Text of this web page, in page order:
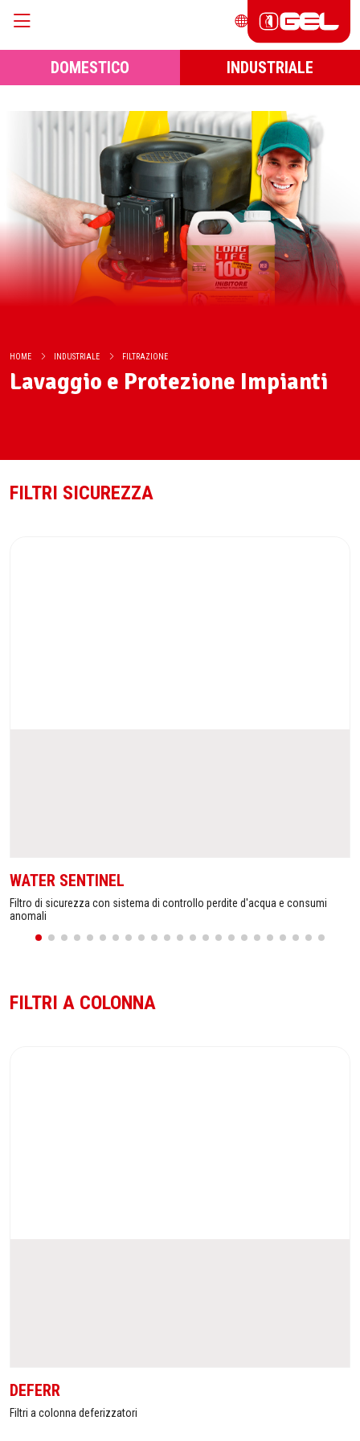
DOMESTICO INDUSTRIALE
HOME INDUSTRIALE FILTRAZIONE
Lavaggio e Protezione Impianti
FILTRI SICUREZZA
WATER SENTINEL
Filtro di sicurezza con sistema di controllo perdite d'acqua e consumi
anomali
FILTRI A COLONNA
DEFERR
Filtri a colonna deferizzatori